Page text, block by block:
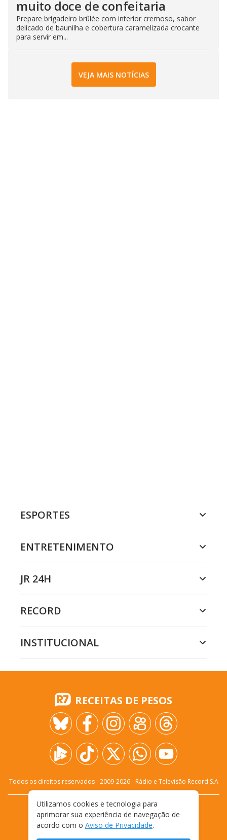
muito doce de confeitaria
Prepare brigadeiro brûlée com interior cremoso, sabor
delicado de baunilha e cobertura caramelizada crocante
para servir em...
VEJA MAIS NOTÍCIAS
ESPORTES
ENTRETENIMENTO
JR 24H
RECORD
INSTITUCIONAL
RECEITAS DE PESOS
Todos os direitos reservados - 2009-2026- Rádio e Televisão Record S.A
FALE CONOSCO
PRIVACIDADE
TERMOS E CONDIÇÕES DE USO
Utilizamos cookies e tecnologia para
aprimorar sua experiência de navegação de
acordo com o Aviso de Privacidade.